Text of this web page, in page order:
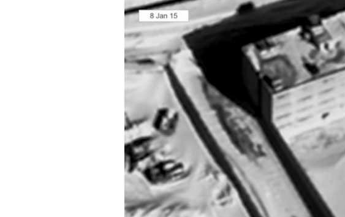
AREA PERSONALE